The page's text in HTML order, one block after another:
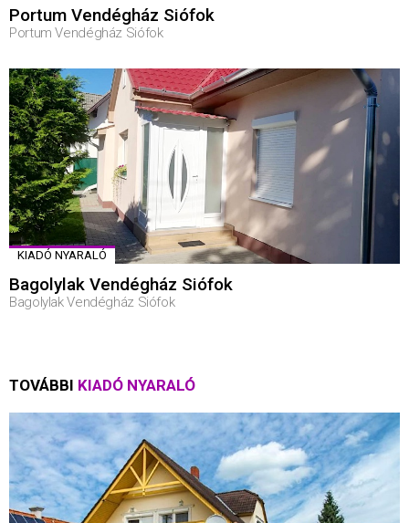
Portum Vendégház Siófok
Portum Vendégház Siófok
KIADÓ NYARALÓ
Bagolylak Vendégház Siófok
Bagolylak Vendégház Siófok
TOVÁBBI KIADÓ NYARALÓ